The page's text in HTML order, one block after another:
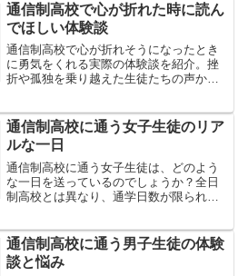
通信制高校で心が折れた時に読ん
でほしい体験談
通信制高校で心が折れそうになったとき
に勇気をくれる実際の体験談を紹介。挫
折や孤独を乗り越えた生徒たちの声か
通信制高校に通う女子生徒のリア
ルな一日
通信制高校に通う女子生徒は、どのよう
な一日を送っているのでしょうか？全日
制高校とは異なり、通学日数が限られ、
が自分のペースで生活をしています。こ
の記事では、通信制高校に...
通信制高校に通う男子生徒の体験
談と悩み